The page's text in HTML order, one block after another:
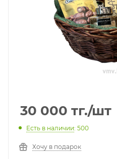
30 000 тг./шт
Есть в наличии: 500
Хочу в подарок